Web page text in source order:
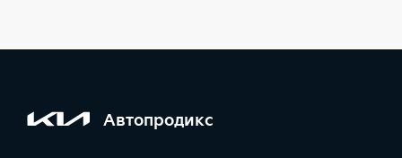
Автопродикс